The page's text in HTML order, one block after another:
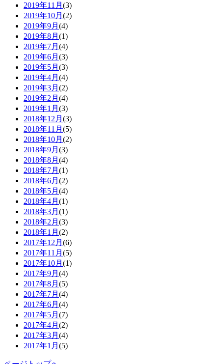
2019年11月 (3)
2019年10月 (2)
2019年9月 (4)
2019年8月 (1)
2019年7月 (4)
2019年6月 (3)
2019年5月 (3)
2019年4月 (4)
2019年3月 (2)
2019年2月 (4)
2019年1月 (3)
2018年12月 (3)
2018年11月 (5)
2018年10月 (2)
2018年9月 (3)
2018年8月 (4)
2018年7月 (1)
2018年6月 (2)
2018年5月 (4)
2018年4月 (1)
2018年3月 (1)
2018年2月 (3)
2018年1月 (2)
2017年12月 (6)
2017年11月 (5)
2017年10月 (1)
2017年9月 (4)
2017年8月 (5)
2017年7月 (4)
2017年6月 (4)
2017年5月 (7)
2017年4月 (2)
2017年3月 (4)
2017年1月 (5)